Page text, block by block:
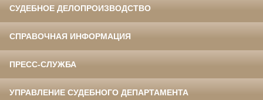
СУДЕБНОЕ ДЕЛОПРОИЗВОДСТВО
СПРАВОЧНАЯ ИНФОРМАЦИЯ
ПРЕСС-СЛУЖБА
УПРАВЛЕНИЕ СУДЕБНОГО ДЕПАРТАМЕНТА